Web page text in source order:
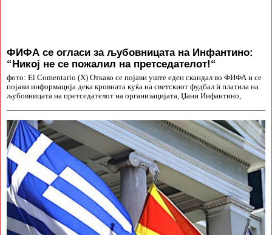
ФИФА се огласи за љубовницата на Инфантино:
“Никој не се пожалил на претседателот!“
фото: El Comentario (X) Откако се појави уште еден скандал во ФИФА и се
појави информација дека кровната куќа на светскиот фудбал ѝ платила на
љубовницата на претседателот на организацијата, Џани Инфантино,